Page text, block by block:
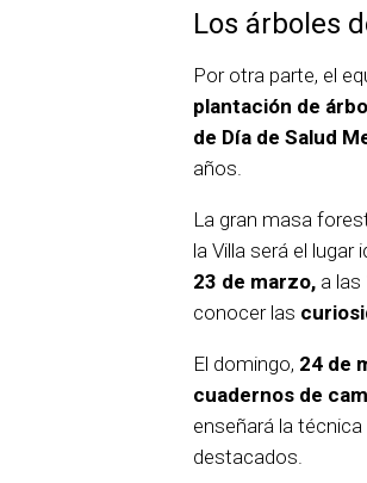
Los árboles
Por otra parte, el
plantación de
de Día de Salud
años.
La gran masa
la Villa será el lugar
23 de marzo, a las
conocer las
El domingo, 24 de
cuadernos de
enseñará la
destacados.